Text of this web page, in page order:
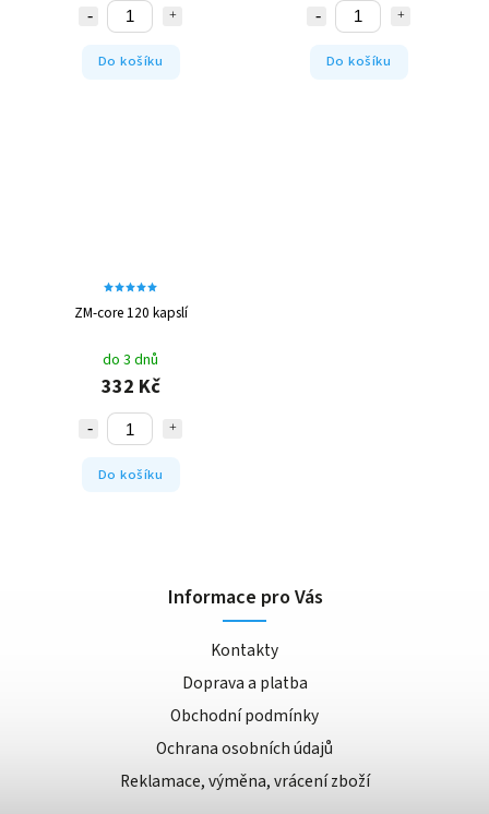
Do košíku Do košíku
ZM-core 120 kapslí
do 3 dnů
332 Kč
Do košíku
Informace pro Vás
Kontakty
Doprava a platba
Obchodní podmínky
Ochrana osobních údajů
Reklamace, výměna, vrácení zboží